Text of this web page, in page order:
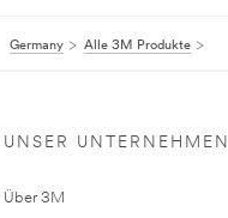
Germany Alle 3M Produkte
UNSER UNTERNEHMEN
Über 3M